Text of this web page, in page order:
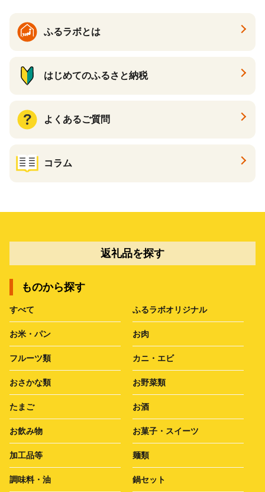
ふるラボとは
はじめてのふるさと納税
よくあるご質問
コラム
返礼品を探す
ものから探す
すべて ふるラボオリジナル
お米・パン お肉
フルーツ類 カニ・エビ
おさかな類 お野菜類
たまご お酒
お飲み物 お菓子・スイーツ
加工品等 麺類
調味料・油 鍋セット